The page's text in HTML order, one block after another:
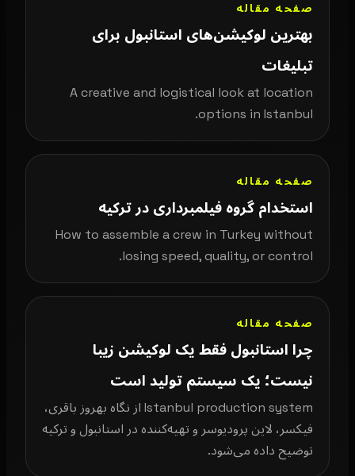
صفحه مقاله
بهترین لوکیشن‌های استانبول برای
تبلیغات
A creative and logistical look at location
options in Istanbul.
صفحه مقاله
استخدام گروه فیلمبرداری در ترکیه
How to assemble a crew in Turkey without
losing speed, quality, or control.
صفحه مقاله
چرا استانبول فقط یک لوکیشن زیبا
نیست؛ یک سیستم تولید است
Istanbul production system از نگاه بهروز باقری،
فیکسر، لاین پرودیوسر و تهیه‌کننده در استانبول و ترکیه
توضیح داده می‌شود.